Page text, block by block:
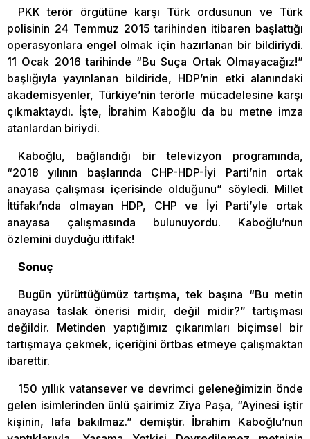
PKK terör örgütüne karşı Türk ordusunun ve Türk
polisinin 24 Temmuz 2015 tarihinden itibaren başlattığı
operasyonlara engel olmak için hazırlanan bir bildiriydi.
11 Ocak 2016 tarihinde “Bu Suça Ortak Olmayacağız!”
başlığıyla yayınlanan bildiride, HDP’nin etki alanındaki
akademisyenler, Türkiye’nin terörle mücadelesine karşı
çıkmaktaydı. İşte, İbrahim Kaboğlu da bu metne imza
atanlardan biriydi.
Kaboğlu, bağlandığı bir televizyon programında,
“2018 yılının başlarında CHP-HDP-İyi Parti’nin ortak
anayasa çalışması içerisinde olduğunu” söyledi. Millet
İttifakı’nda olmayan HDP, CHP ve İyi Parti’yle ortak
anayasa çalışmasında bulunuyordu. Kaboğlu’nun
özlemini duyduğu ittifak!
Sonuç
Bugün yürüttüğümüz tartışma, tek başına “Bu metin
anayasa taslak önerisi midir, değil midir?” tartışması
değildir. Metinden yaptığımız çıkarımları biçimsel bir
tartışmaya çekmek, içeriğini örtbas etmeye çalışmaktan
ibarettir.
150 yıllık vatansever ve devrimci geleneğimizin önde
gelen isimlerinden ünlü şairimiz Ziya Paşa, “Ayinesi iştir
kişinin, lafa bakılmaz.” demiştir. İbrahim Kaboğlu’nun